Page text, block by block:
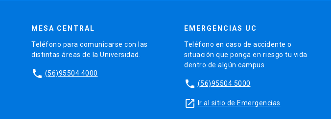
MESA CENTRAL
Teléfono para comunicarse con las
distintas áreas de la Universidad.
phone (56)95504 4000
EMERGENCIAS UC
Teléfono en caso de accidente o
situación que ponga en riesgo tu vida
dentro de algún campus.
phone (56)95504 5000
launch Ir al sitio de Emergencias